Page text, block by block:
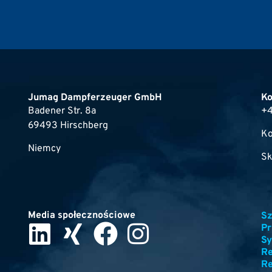
Jumag Dampferzeuger GmbH
Badener Str. 8a
69493 Hirschberg
Niemcy
Media społecznościowe